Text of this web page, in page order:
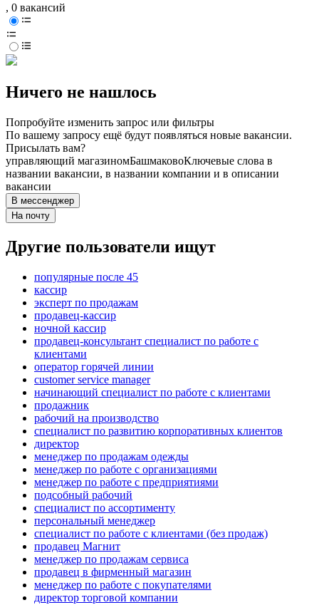
, 0 вакансий
Ничего не нашлось
Попробуйте изменить запрос или фильтры
По вашему запросу ещё будут появляться новые вакансии.
Присылать вам?
управляющий магазиномБашмаковоКлючевые слова в
названии вакансии, в названии компании и в описании
вакансии
В мессенджер
На почту
Другие пользователи ищут
популярные после 45
кассир
эксперт по продажам
продавец-кассир
ночной кассир
продавец-консультант специалист по работе с
клиентами
оператор горячей линии
customer service manager
начинающий специалист по работе с клиентами
продажник
рабочий на производство
специалист по развитию корпоративных клиентов
директор
менеджер по продажам одежды
менеджер по работе с организациями
менеджер по работе с предприятиями
подсобный рабочий
специалист по ассортименту
персональный менеджер
специалист по работе с клиентами (без продаж)
продавец Магнит
менеджер по продажам сервиса
продавец в фирменный магазин
менеджер по работе с покупателями
директор торговой компании